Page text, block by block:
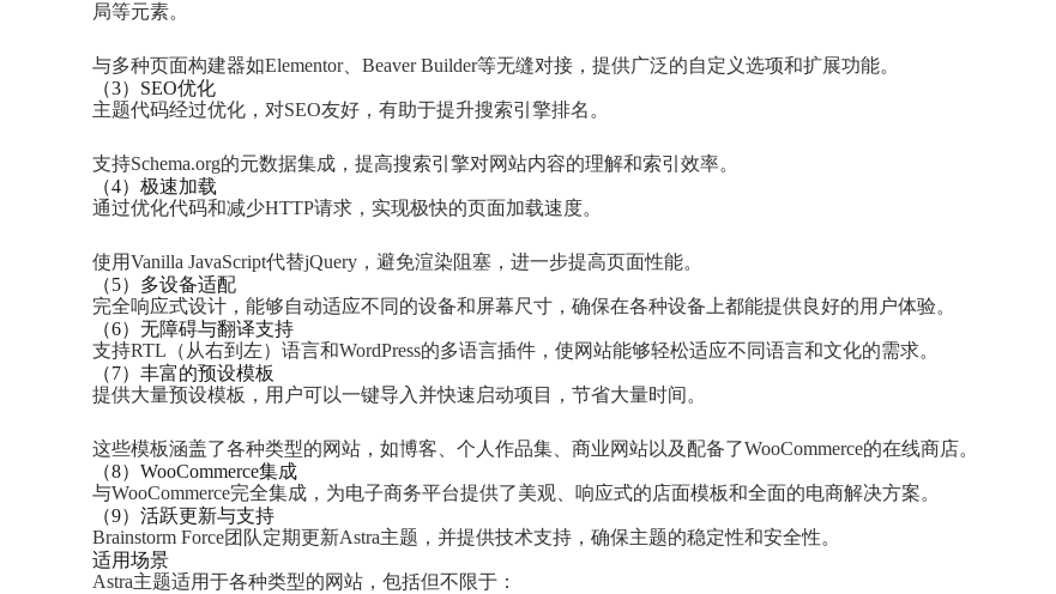
局等元素。
与多种页面构建器如Elementor、Beaver Builder等无缝对接，提供广泛的自定义选项和扩展功能。
（3）SEO优化
主题代码经过优化，对SEO友好，有助于提升搜索引擎排名。
支持Schema.org的元数据集成，提高搜索引擎对网站内容的理解和索引效率。
（4）极速加载
通过优化代码和减少HTTP请求，实现极快的页面加载速度。
使用Vanilla JavaScript代替jQuery，避免渲染阻塞，进一步提高页面性能。
（5）多设备适配
完全响应式设计，能够自动适应不同的设备和屏幕尺寸，确保在各种设备上都能提供良好的用户体验。
（6）无障碍与翻译支持
支持RTL（从右到左）语言和WordPress的多语言插件，使网站能够轻松适应不同语言和文化的需求。
（7）丰富的预设模板
提供大量预设模板，用户可以一键导入并快速启动项目，节省大量时间。
这些模板涵盖了各种类型的网站，如博客、个人作品集、商业网站以及配备了WooCommerce的在线商店。
（8）WooCommerce集成
与WooCommerce完全集成，为电子商务平台提供了美观、响应式的店面模板和全面的电商解决方案。
（9）活跃更新与支持
Brainstorm Force团队定期更新Astra主题，并提供技术支持，确保主题的稳定性和安全性。
适用场景
Astra主题适用于各种类型的网站，包括但不限于：